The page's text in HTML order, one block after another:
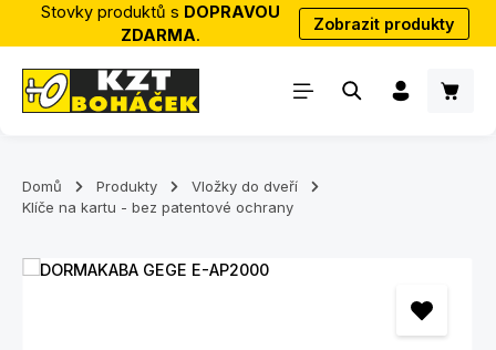
Přejít na hlavní obsah
Stovky produktů s DOPRAVOU
ZDARMA.
Zobrazit produkty
Domů Produkty
Vložky do dveří
Klíče na kartu - bez patentové ochrany
Přeskočit galerii obrázků